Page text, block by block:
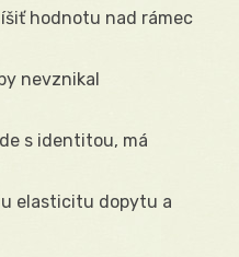
hodnotu nad rámec
nevznikal
s identitou, má
elasticitu dopytu a